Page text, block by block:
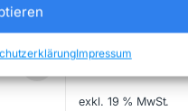
Impressum
901,95
exkl. 19 % MwSt.